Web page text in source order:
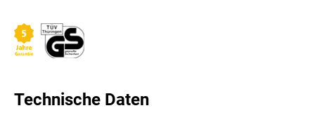
Technische Daten